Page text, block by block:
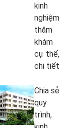
kinh
nghiệm
thăm
khám
cụ thể,
chi tiết
Chia sẻ
quy
trình,